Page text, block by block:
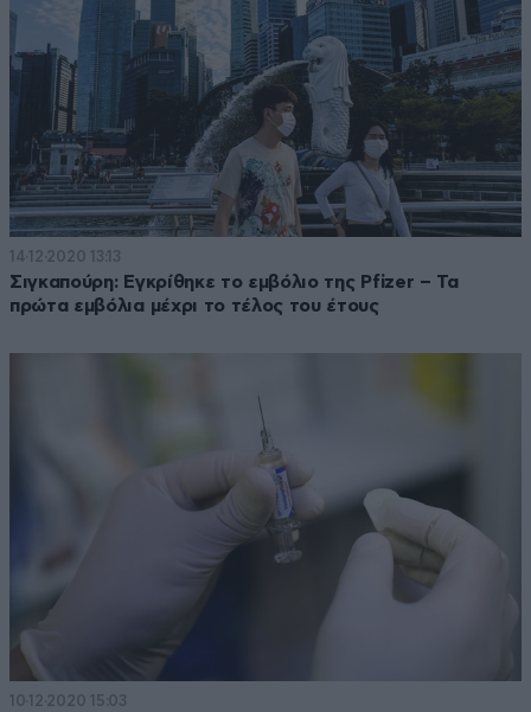
14·12·2020 13:13
Σιγκαπούρη: Εγκρίθηκε το εμβόλιο της Pfizer – Τα
πρώτα εμβόλια μέχρι το τέλος του έτους
10·12·2020 15:03